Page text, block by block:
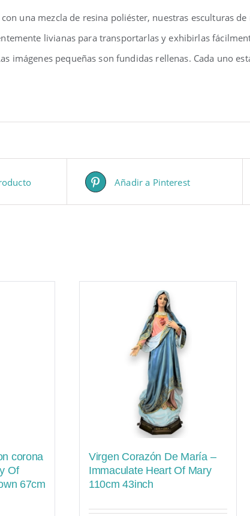
con una mezcla de resina poliéster, nuestras esculturas
livianas para transportarlas y exhibirlas
imágenes pequeñas son fundidas rellenas. Cada uno
Añadir a Pinterest
corona
Of
67cm
Virgen Corazón De María –
Immaculate Heart Of Mary
110cm 43inch